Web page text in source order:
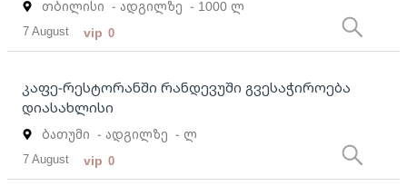
თბილისი - ადგილზე - 1000 ლ
7 August vip 0
კაფე-რესტორანში რანდევუში გვესაჭიროება
დიასახლისი
ბათუმი - ადგილზე - ლ
7 August vip 0